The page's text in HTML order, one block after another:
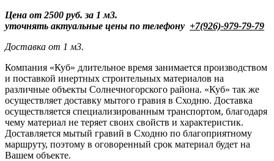
Цена от 2500 руб. за 1 м3.
уточнять актуальные цены по телефону +7(926)-979-79-79
Доставка от 1 м3.
Компания «Куб» длительное время занимается производством
и поставкой инертных строительных материалов на
различные объекты Солнечногорского района. «Куб» так же
осуществляет доставку мытого гравия в Сходню. Доставка
осуществляется специализированным транспортом, благодаря
чему материал не теряет своих свойств и характеристик.
Доставляется мытый гравий в Сходню по благоприятному
маршруту, поэтому в оговоренный срок материал будет на
Вашем объекте.